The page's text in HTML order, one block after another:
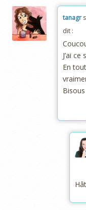
tanagr
dit :
J’ai
En
Bisous